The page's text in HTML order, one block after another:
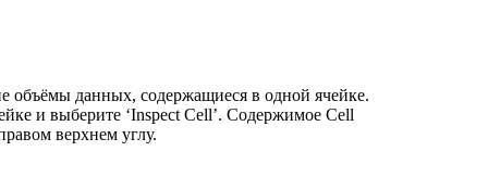
объёмы данных, содержащиеся в одной ячейке.
и выберите ‘Inspect Cell’. Содержимое Cell
верхнем углу.